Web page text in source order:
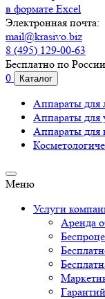
в формате Excel
Электронная почта:
mail@krasivo.biz
8 (495) 129-00-63
Бесплатно по России
0
Каталог
Аппараты для
Аппараты для
Аппараты для
Меню
Услуги
Аренда